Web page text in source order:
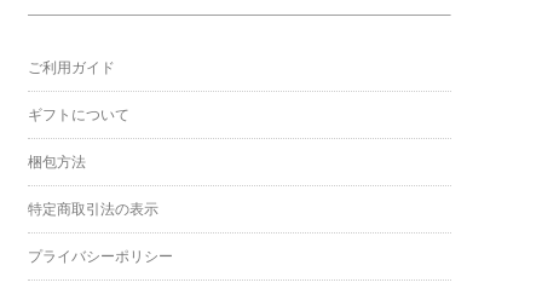
ご利用ガイド
ギフトについて
梱包方法
特定商取引法の表示
プライバシーポリシー